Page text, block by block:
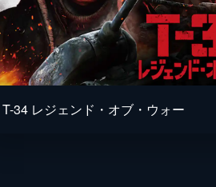
ーディ
ル・フォックス
・ケイン
T-34 レジェンド・オブ・ウォー